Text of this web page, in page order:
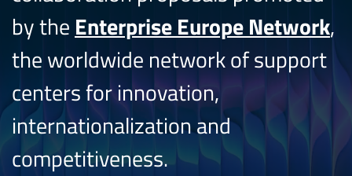
by the Enterprise Europe Network,
the worldwide network of support
centers for innovation,
internationalization and
competitiveness.